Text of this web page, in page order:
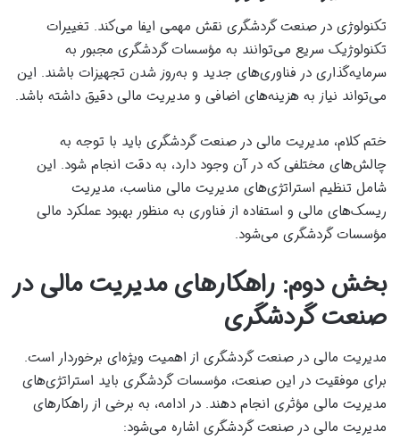
تکنولوژی در صنعت گردشگری نقش مهمی ایفا می‌کند. تغییرات
تکنولوژیک سریع می‌توانند به مؤسسات گردشگری مجبور به
سرمایه‌گذاری در فناوری‌های جدید و به‌روز شدن تجهیزات باشند. این
می‌تواند نیاز به هزینه‌های اضافی و مدیریت مالی دقیق داشته باشد.
ختم کلام، مدیریت مالی در صنعت گردشگری باید با توجه به
چالش‌های مختلفی که در آن وجود دارد، به دقت انجام شود. این
شامل تنظیم استراتژی‌های مدیریت مالی مناسب، مدیریت
ریسک‌های مالی و استفاده از فناوری به منظور بهبود عملکرد مالی
مؤسسات گردشگری می‌شود.
بخش دوم: راهکارهای مدیریت مالی در
صنعت گردشگری
مدیریت مالی در صنعت گردشگری از اهمیت ویژه‌ای برخوردار است.
برای موفقیت در این صنعت، مؤسسات گردشگری باید استراتژی‌های
مدیریت مالی مؤثری انجام دهند. در ادامه، به برخی از راهکارهای
مدیریت مالی در صنعت گردشگری اشاره می‌شود: